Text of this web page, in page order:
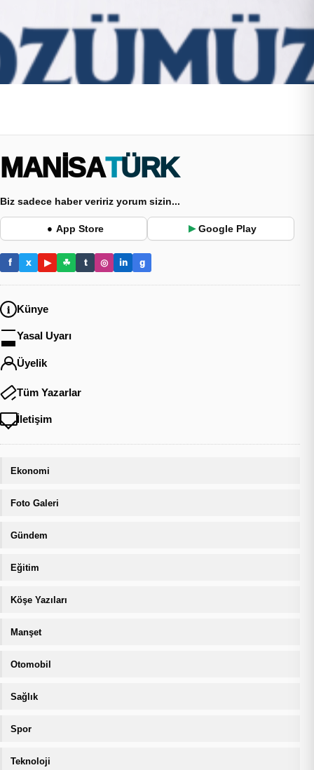
MANİSA TÜRK
Biz sadece haber veririz yorum sizin...
● App Store ▶ Google Play
f x ▶ ☘ t ◎ in g
Künye
Yasal Uyarı
Üyelik
Tüm Yazarlar
İletişim
Ekonomi
Foto Galeri
Gündem
Eğitim
Köşe Yazıları
Manşet
Otomobil
Sağlık
Spor
Teknoloji